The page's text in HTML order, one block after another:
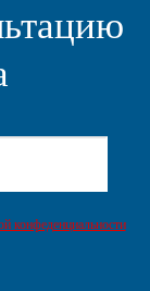
конфеденциальности